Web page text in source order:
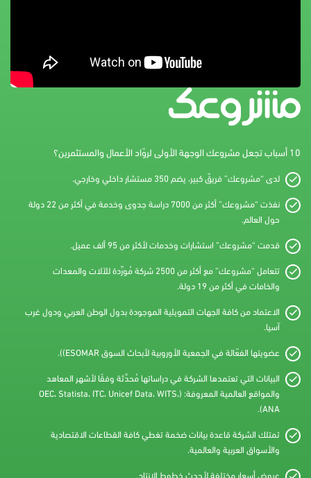
10 أسباب تجعل مشروعك الوجهة الأولى لروّاد الأعمال والمستثمرين؟
لدى “مشروعك” فريقٌ كبير، يضم 350 مستشار داخلي وخارجي.
نفذت “مشروعك” أكثر من 7000 دراسة جدوى وخدمة في أكثر من 22 دولة
حول العالم.
قدمت “مشروعك” استشارات وخدمات لأكثر من 95 ألف عميل.
تتعامل “مشروعك” مع أكثر من 2500 شركة مُورِّدة للآلات والمعدات
والخامات في أكثر من 19 دولة.
الاعتماد من كافة الجهات التمويلية الموجودة بدول الوطن العربي ودول غرب
آسيا.
عضويتها الفعّالة في الجمعية الأوروبية لأبحاث السوق ESOMAR)).
البيانات التي تعتمدها الشركة في دراساتها مُحدَّثة وفقًا لأشهر المعاهد
والمواقع العالمية المعروفة: (OEC، Statista، ITC، Unicef Data، WITS،
ANA).
تمتلك الشركة قاعدة بيانات ضخمة تغطي كافة القطاعات الاقتصادية
والأسواق العربية والعالمية.